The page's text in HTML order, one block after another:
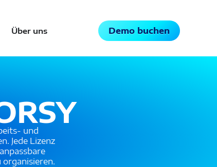
Über uns Demo buchen
und
Jede Lizenz